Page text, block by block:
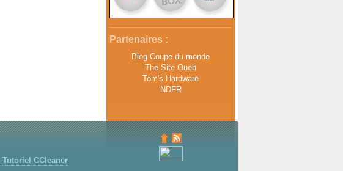
Partenaires :
Blog Coupe du monde
The Site Oueb
Tom's Hardware
NDFR
Tutoriel CCleaner